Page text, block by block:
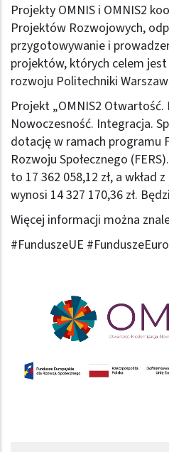
Projekty OMNIS i OMNIS2
Projektów Rozwojowych,
przygotowywanie i
projektów, których celem
rozwoju Politechniki
Projekt „OMNIS2 Otwartość.
Nowoczesność. Integracja.
dotację w ramach programu
Rozwoju Społecznego
to 17 362 058,12 zł, a wkład
wynosi 14 327 170,36 zł.
Więcej informacji można
#FunduszeUE